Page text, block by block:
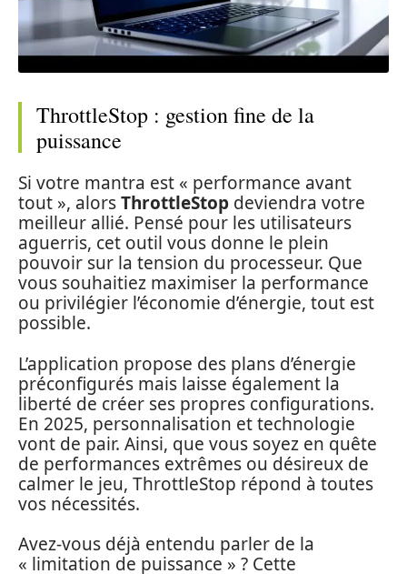
ThrottleStop : gestion fine de la
puissance
Si votre mantra est « performance avant
tout », alorsThrottleStop deviendra votre
meilleur allié. Pensé pour les utilisateurs
aguerris, cet outil vous donne le plein
pouvoir sur la tension du processeur. Que
vous souhaitiez maximiser la performance
ou privilégier l’économie d’énergie, tout est
possible.
L’application propose des plans d’énergie
préconfigurés mais laisse également la
liberté de créer ses propres configurations.
En 2025, personnalisation et technologie
vont de pair. Ainsi, que vous soyez en quête
de performances extrêmes ou désireux de
calmer le jeu, ThrottleStop répond à toutes
vos nécessités.
Avez-vous déjà entendu parler de la
« limitation de puissance » ? Cette